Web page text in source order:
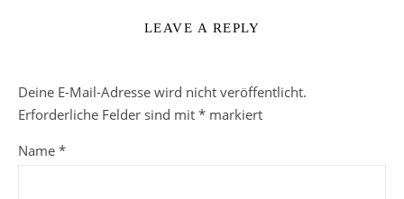
LEAVE A REPLY
Deine E-Mail-Adresse wird nicht veröffentlicht.
Erforderliche Felder sind mit * markiert
Name *